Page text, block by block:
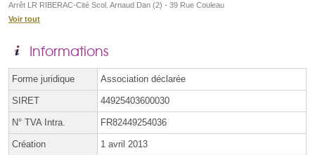
Arrêt LR RIBERAC-Cité Scol. Arnaud Dan (2) - 39 Rue Couleau
Voir tout
Informations
Forme juridique Association déclarée
SIRET 44925403600030
N° TVA Intra. FR82449254036
Création 1 avril 2013